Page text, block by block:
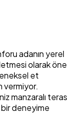
adanın yerel
olarak öne
et
vermiyor.
manzaralı teras
deneyime